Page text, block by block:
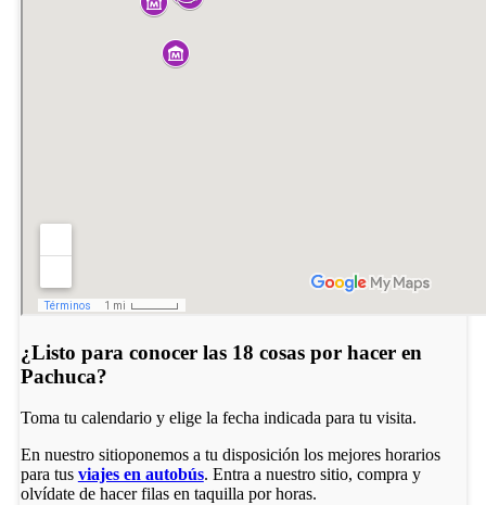
¿Listo para conocer las 18 cosas por hacer en
Pachuca?
Toma tu calendario y elige la fecha indicada para tu visita.
En nuestro sitioponemos a tu disposición los mejores horarios
para tus viajes en autobús. Entra a nuestro sitio, compra y
olvídate de hacer filas en taquilla por horas.